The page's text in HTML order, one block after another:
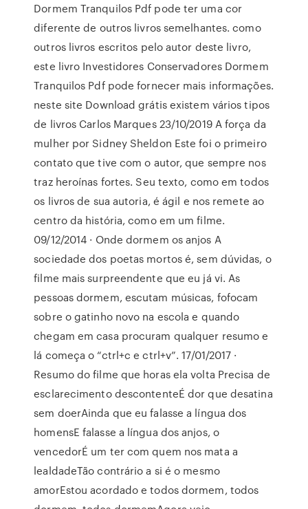
Dormem Tranquilos Pdf pode ter uma cor
diferente de outros livros semelhantes. como
outros livros escritos pelo autor deste livro,
este livro Investidores Conservadores Dormem
Tranquilos Pdf pode fornecer mais informações.
neste site Download grátis existem vários tipos
de livros Carlos Marques 23/10/2019 A força da
mulher por Sidney Sheldon Este foi o primeiro
contato que tive com o autor, que sempre nos
traz heroínas fortes. Seu texto, como em todos
os livros de sua autoria, é ágil e nos remete ao
centro da história, como em um filme.
09/12/2014 · Onde dormem os anjos A
sociedade dos poetas mortos é, sem dúvidas, o
filme mais surpreendente que eu já vi. As
pessoas dormem, escutam músicas, fofocam
sobre o gatinho novo na escola e quando
chegam em casa procuram qualquer resumo e
lá começa o “ctrl+c e ctrl+v”. 17/01/2017 ·
Resumo do filme que horas ela volta Precisa de
esclarecimento descontenteÉ dor que desatina
sem doerAinda que eu falasse a lí­ngua dos
homensE falasse a lí­ngua dos anjos, o
vencedorÉ um ter com quem nos mata a
lealdadeTão contrário a si é o mesmo
amorEstou acordado e todos dormem, todos